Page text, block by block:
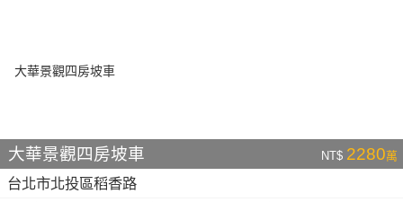
大華景觀四房坡車 NT$ 2280萬
台北市北投區稻香路